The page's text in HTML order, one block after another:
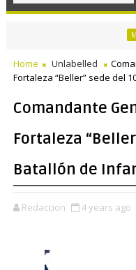
Home Unlabelled
Fortaleza “Beller” sede del
Comandante
Fortaleza
Batallón de
Redaccion 4 years ago